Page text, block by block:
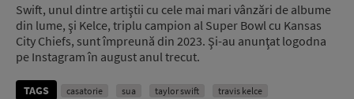
Swift, unul dintre artiştii cu cele mai mari vânzări de albume
din lume, şi Kelce, triplu campion al Super Bowl cu Kansas
City Chiefs, sunt împreună din 2023. Şi-au anunţat logodna
pe Instagram în august anul trecut.
TAGS casatorie sua taylor swift travis kelce